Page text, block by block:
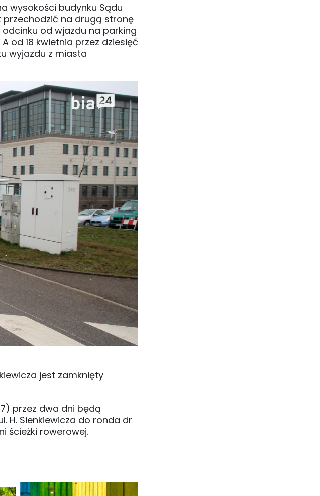
wysokości budynku Sądu
przechodzić na drugą stronę
odcinku od wjazdu na parking
od 18 kwietnia przez dziesięć
wyjazdu z miasta
jest zamknięty
przez dwa dni będą
H. Sienkiewicza do ronda dr
ścieżki rowerowej.